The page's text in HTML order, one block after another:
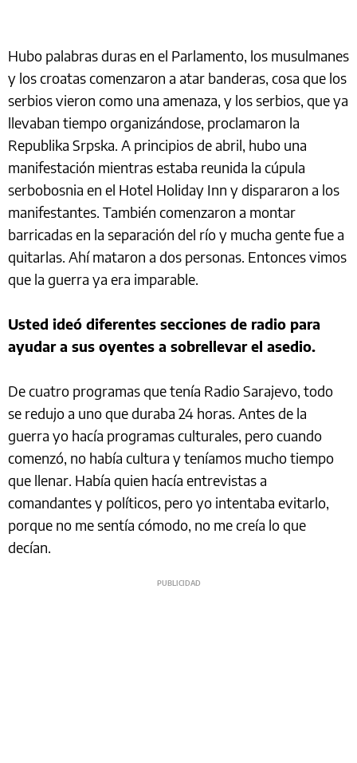
Hubo palabras duras en el Parlamento, los musulmanes
y los croatas comenzaron a atar banderas, cosa que los
serbios vieron como una amenaza, y los serbios, que ya
llevaban tiempo organizándose, proclamaron la
Republika Srpska. A principios de abril, hubo una
manifestación mientras estaba reunida la cúpula
serbobosnia en el Hotel Holiday Inn y dispararon a los
manifestantes. También comenzaron a montar
barricadas en la separación del río y mucha gente fue a
quitarlas. Ahí mataron a dos personas. Entonces vimos
que la guerra ya era imparable.
Usted ideó diferentes secciones de radio para
ayudar a sus oyentes a sobrellevar el asedio.
De cuatro programas que tenía Radio Sarajevo, todo
se redujo a uno que duraba 24 horas. Antes de la
guerra yo hacía programas culturales, pero cuando
comenzó, no había cultura y teníamos mucho tiempo
que llenar. Había quien hacía entrevistas a
comandantes y políticos, pero yo intentaba evitarlo,
porque no me sentía cómodo, no me creía lo que
decían.